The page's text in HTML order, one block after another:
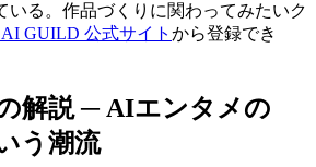
いる。作品づくりに関わってみたいク
GUILD 公式サイト から登録でき
解説 ─ AIエンタメの
う潮流